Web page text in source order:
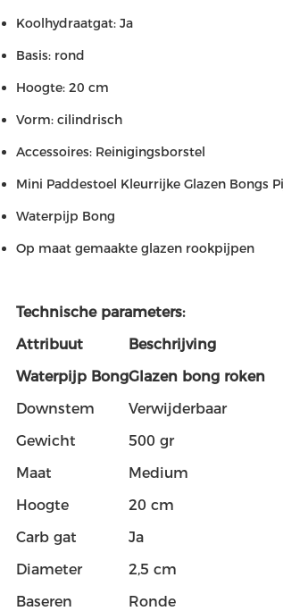
Koolhydraatgat: Ja
Basis: rond
Hoogte: 20 cm
Vorm: cilindrisch
Accessoires: Reinigingsborstel
Mini Paddestoel Kleurrijke Glazen Bongs
Waterpijp Bong
Op maat gemaakte glazen rookpijpen
Technische parameters:
Attribuut
Beschrijving
Waterpijp BongGlazen bong roken
Downstem
Verwijderbaar
Gewicht
500 gr
Maat
Medium
Hoogte
20 cm
Carb gat
Ja
Diameter
2,5 cm
Baseren
Ronde